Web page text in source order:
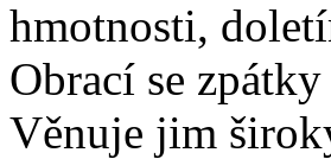
hmotnosti,
Obrací se
Věnuje jim